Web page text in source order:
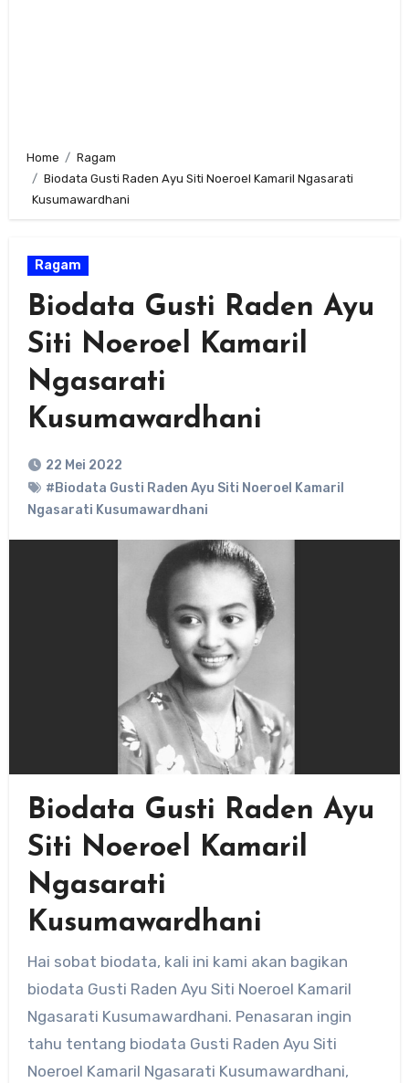
Home
Ragam
Biodata Gusti Raden Ayu Siti Noeroel Kamaril Ngasarati
Kusumawardhani
Ragam
Biodata Gusti Raden Ayu
Siti Noeroel Kamaril
Ngasarati
Kusumawardhani
22 Mei 2022
#Biodata Gusti Raden Ayu Siti Noeroel Kamaril
Ngasarati Kusumawardhani
Biodata Gusti Raden Ayu
Siti Noeroel Kamaril
Ngasarati
Kusumawardhani
Hai sobat biodata, kali ini kami akan bagikan
biodata Gusti Raden Ayu Siti Noeroel Kamaril
Ngasarati Kusumawardhani. Penasaran ingin
tahu tentang biodata Gusti Raden Ayu Siti
Noeroel Kamaril Ngasarati Kusumawardhani,